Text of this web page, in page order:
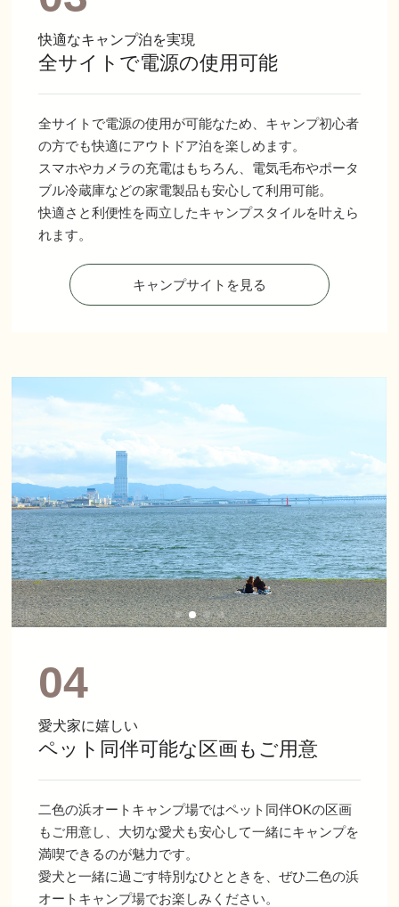
快適なキャンプ泊を実現
全サイトで電源の使用可能
全サイトで電源の使用が可能なため、キャンプ初心者
の方でも快適にアウトドア泊を楽しめます。
スマホやカメラの充電はもちろん、電気毛布やポータ
ブル冷蔵庫などの家電製品も安心して利用可能。
快適さと利便性を両立したキャンプスタイルを叶えら
れます。
キャンプサイトを見る
04
愛犬家に嬉しい
ペット同伴可能な区画もご用意
二色の浜オートキャンプ場ではペット同伴OKの区画
もご用意し、大切な愛犬も安心して一緒にキャンプを
満喫できるのが魅力です。
愛犬と一緒に過ごす特別なひとときを、ぜひ二色の浜
オートキャンプ場でお楽しみください。